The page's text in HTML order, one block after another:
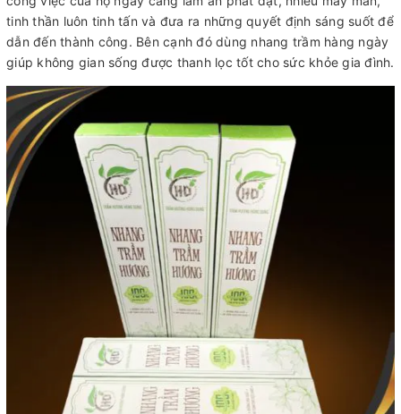
tinh thần luôn tinh tấn và đưa ra những quyết định sáng suốt để
dẫn đến thành công. Bên cạnh đó dùng nhang trầm hàng ngày
giúp không gian sống được thanh lọc tốt cho sức khỏe gia đình.